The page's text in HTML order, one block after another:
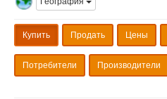
Купить Продать Цены
Потребители Производители